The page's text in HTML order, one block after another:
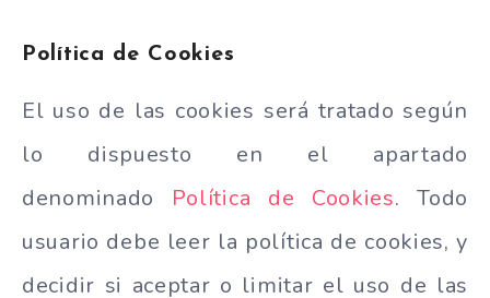
Política de Cookies
El uso de las cookies será tratado según
lo dispuesto en el apartado
denominado Política de Cookies. Todo
usuario debe leer la política de cookies, y
decidir si aceptar o limitar el uso de las